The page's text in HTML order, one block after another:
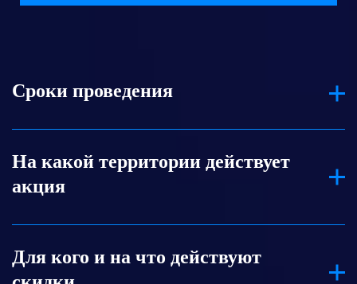
Сроки проведения
Оформить заказ со скидкой по акции
можно только с 28 июля по 31 августа 2025
г. Оплата должна поступить не позднее 31
На какой территории действует
акция
Акция действует на территории Беларуси
(для Битрикс24, созданных в зоне .BY) при
Для кого и на что действуют